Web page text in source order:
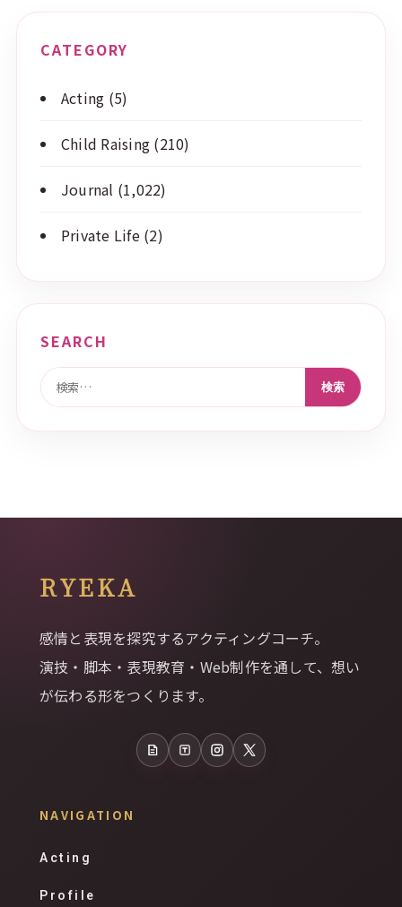
CATEGORY
Acting (5)
Child Raising (210)
Journal (1,022)
Private Life(2)
SEARCH
検索:
RYEKA
感情と表現を探究するアクティングコーチ。
演技・脚本・表現教育・Web制作を通して、想い
が伝わる形をつくります。
note TalesInstagram
X
NAVIGATION
Acting
Profile